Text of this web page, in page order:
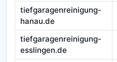
tiefgaragenreinigung-
hanau.de
tiefgaragenreinigung-
esslingen.de